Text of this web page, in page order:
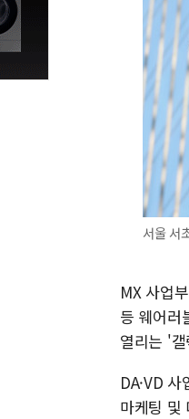
서울 서
MX 사업
등 웨어러
열리는 '
DA·VD
마케팅 및